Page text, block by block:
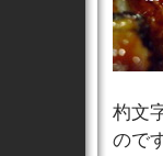
杓文
ので